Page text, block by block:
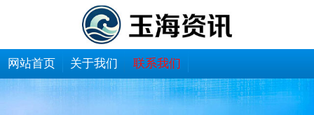
网站首页 关于我们 联系我们